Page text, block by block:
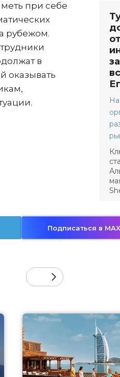
при себе
рубежом.
в
оказывать
Подписаться в MAX